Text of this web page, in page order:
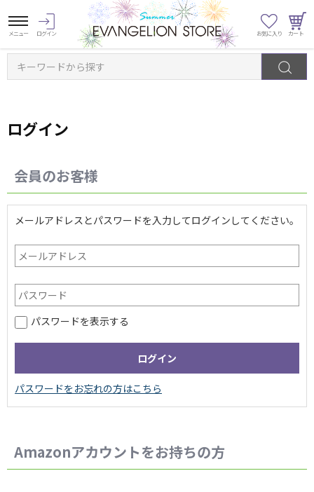
キーワードから探す
ログイン
会員のお客様
メールアドレスとパスワードを入力してログインしてください。
パスワードを表示する
Amazonアカウントをお持ちの方